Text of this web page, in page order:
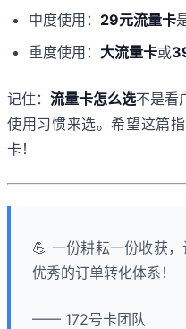
中度使用： 29元流量卡
重度使用： 大流量卡或
记住： 流量卡怎么选不是看
使用习惯来选。希望这篇
卡！
💪 一份耕耘一份收获
优秀的订单转化体系！
—— 172号卡团队